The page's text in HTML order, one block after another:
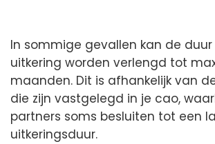
In sommige gevallen kan de
uitkering worden verlengd tot
maanden. Dit is afhankelijk van
die zijn vastgelegd in je cao,
partners soms besluiten tot een
uitkeringsduur.